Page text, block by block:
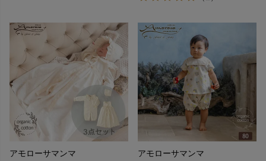
アモローサマンマ
アモローサマンマ